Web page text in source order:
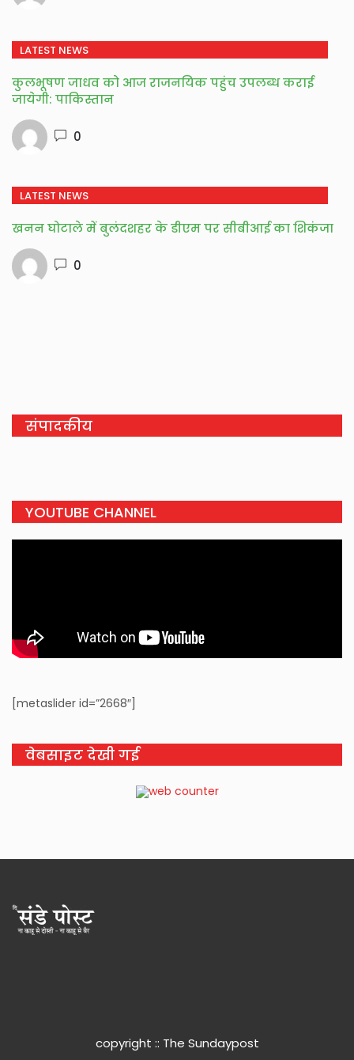
LATEST NEWS
कुलभूषण जाधव को आज राजनयिक पहुंच उपलब्ध कराई
जायेगी: पाकिस्तान
0
LATEST NEWS
खनन घोटाले में बुलंदशहर के डीएम पर सीबीआई का शिकंजा
0
संपादकीय
YOUTUBE CHANNEL
[metaslider id=”2668″]
वेबसाइट देखी गई
copyright :: The Sundaypost